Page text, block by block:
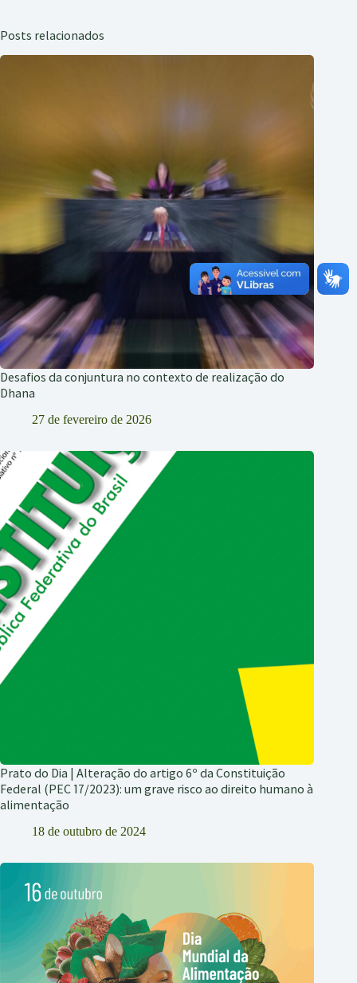
Posts relacionados
Desafios da conjuntura no contexto de realização do
Dhana
27 de fevereiro de 2026
Prato do Dia | Alteração do artigo 6º da Constituição
Federal (PEC 17/2023): um grave risco ao direito humano à
alimentação
18 de outubro de 2024